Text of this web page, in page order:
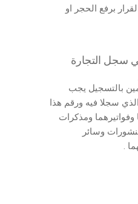
برفع الحجر او
سجل التجارة
بالتسجيل يجب
سجلا فيه ورقم هذا
ومذكرات
وسائر
.